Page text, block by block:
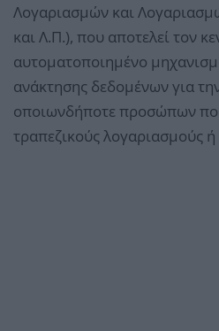
Λογαριασμών και
και Λ.Π.), που αποτελεί τον
αυτοματοποιημένο
ανάκτησης δεδομένων για
οποιωνδήποτε προσώπων
τραπεζικούς λογαριασμούς ή